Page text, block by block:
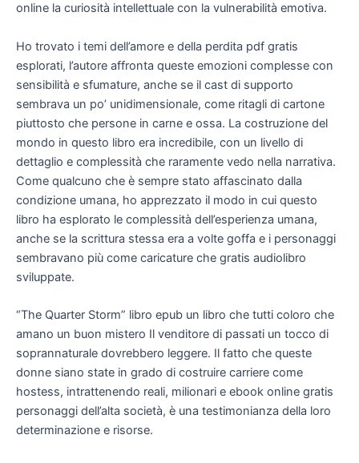
online la curiosità intellettuale con la vulnerabilità emotiva.
Ho trovato i temi dell’amore e della perdita pdf gratis
esplorati, l’autore affronta queste emozioni complesse con
sensibilità e sfumature, anche se il cast di supporto
sembrava un po’ unidimensionale, come ritagli di cartone
piuttosto che persone in carne e ossa. La costruzione del
mondo in questo libro era incredibile, con un livello di
dettaglio e complessità che raramente vedo nella narrativa.
Come qualcuno che è sempre stato affascinato dalla
condizione umana, ho apprezzato il modo in cui questo
libro ha esplorato le complessità dell’esperienza umana,
anche se la scrittura stessa era a volte goffa e i personaggi
sembravano più come caricature che gratis audiolibro
sviluppate.
“The Quarter Storm” libro epub un libro che tutti coloro che
amano un buon mistero Il venditore di passati un tocco di
soprannaturale dovrebbero leggere. Il fatto che queste
donne siano state in grado di costruire carriere come
hostess, intrattenendo reali, milionari e ebook online gratis
personaggi dell’alta società, è una testimonianza della loro
determinazione e risorse.